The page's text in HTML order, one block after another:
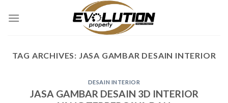
TAG ARCHIVES: JASA GAMBAR DESAIN INTERIOR
DESAIN INTERIOR
JASA GAMBAR DESAIN 3D INTERIOR